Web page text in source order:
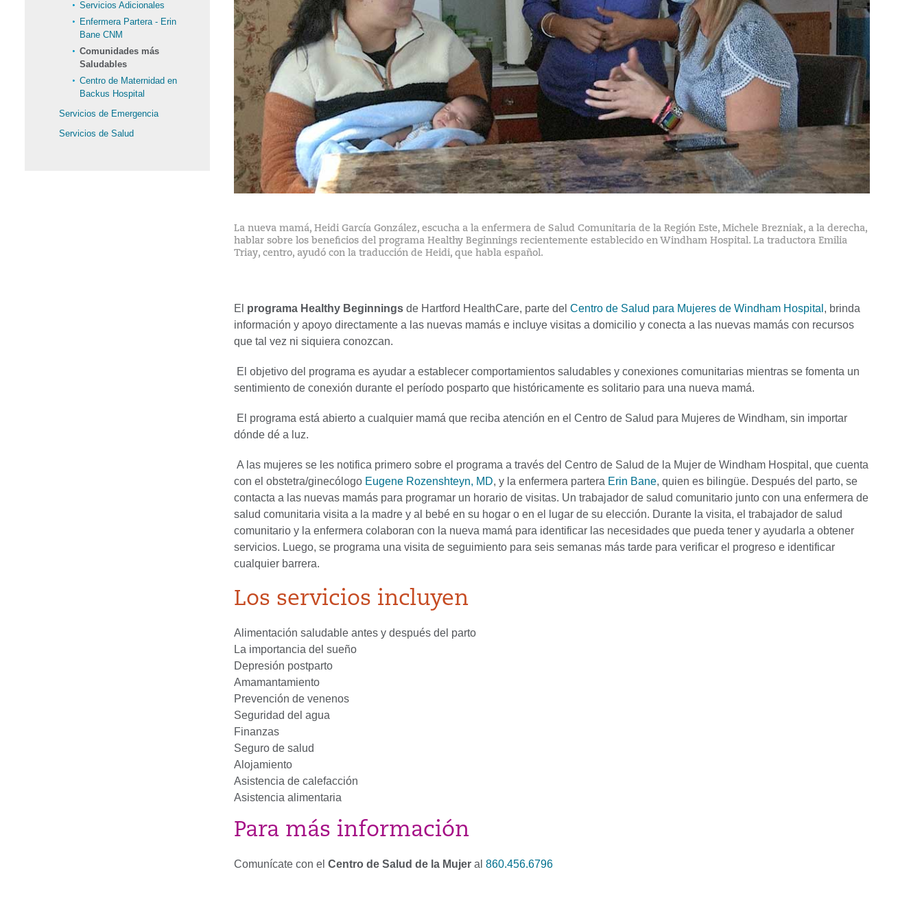
Servicios Adicionales
Enfermera Partera - Erin
Bane CNM
Comunidades más
Saludables
Centro de Maternidad en
Backus Hospital
Servicios de Emergencia
Servicios de Salud
La nueva mamá, Heidi García González, escucha a la enfermera de Salud Comunitaria de la Región Este, Michele Brezniak, a la derecha,
hablar sobre los beneficios del programa Healthy Beginnings recientemente establecido en Windham Hospital. La traductora Emilia
Triay, centro, ayudó con la traducción de Heidi, que habla español.
El programa Healthy Beginnings de Hartford HealthCare, parte del Centro de Salud para Mujeres de Windham Hospital , brinda
información y apoyo directamente a las nuevas mamás e incluye visitas a domicilio y conecta a las nuevas mamás con recursos
que tal vez ni siquiera conozcan.
El objetivo del programa es ayudar a establecer comportamientos saludables y conexiones comunitarias mientras se fomenta un
sentimiento de conexión durante el período posparto que históricamente es solitario para una nueva mamá.
El programa está abierto a cualquier mamá que reciba atención en el Centro de Salud para Mujeres de Windham, sin importar
dónde dé a luz.
A las mujeres se les notifica primero sobre el programa a través del Centro de Salud de la Mujer de Windham Hospital, que cuenta
con el obstetra/ginecólogo Eugene Rozenshteyn, MD, y la enfermera partera Erin Bane, quien es bilingüe. Después del parto, se
contacta a las nuevas mamás para programar un horario de visitas. Un trabajador de salud comunitario junto con una enfermera de
salud comunitaria visita a la madre y al bebé en su hogar o en el lugar de su elección. Durante la visita, el trabajador de salud
comunitario y la enfermera colaboran con la nueva mamá para identificar las necesidades que pueda tener y ayudarla a obtener
servicios. Luego, se programa una visita de seguimiento para seis semanas más tarde para verificar el progreso e identificar
cualquier barrera.
Los servicios incluyen
Alimentación saludable antes y después del parto
La importancia del sueño
Depresión postparto
Amamantamiento
Prevención de venenos
Seguridad del agua
Finanzas
Seguro de salud
Alojamiento
Asistencia de calefacción
Asistencia alimentaria
Para más información
Comunícate con el Centro de Salud de la Mujer al 860.456.6796